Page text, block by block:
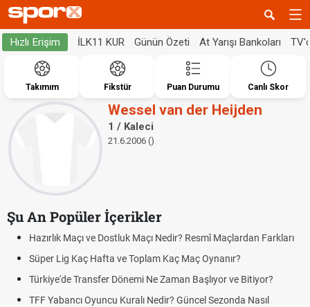
Hızlı Erişim İLK11 KUR Günün Özeti At Yarışı Bankoları
Takımım Fikstür Puan Durumu Canlı Skor
Wessel van der Heijden
1 / Kaleci
21.6.2006 ()
Şu An Popüler İçerikler
Hazırlık Maçı ve Dostluk Maçı Nedir? Resmî Maçlardan Farkları
Süper Lig Kaç Hafta ve Toplam Kaç Maç Oynanır?
Türkiye'de Transfer Dönemi Ne Zaman Başlıyor ve Bitiyor?
TFF Yabancı Oyuncu Kuralı Nedir? Güncel Sezonda Nasıl